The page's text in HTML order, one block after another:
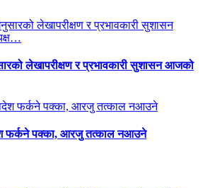
लेखापरीक्षण र प्रभावकारी सुशासन आजको
फर्कने पक्का, आरजु तत्काल नआउने